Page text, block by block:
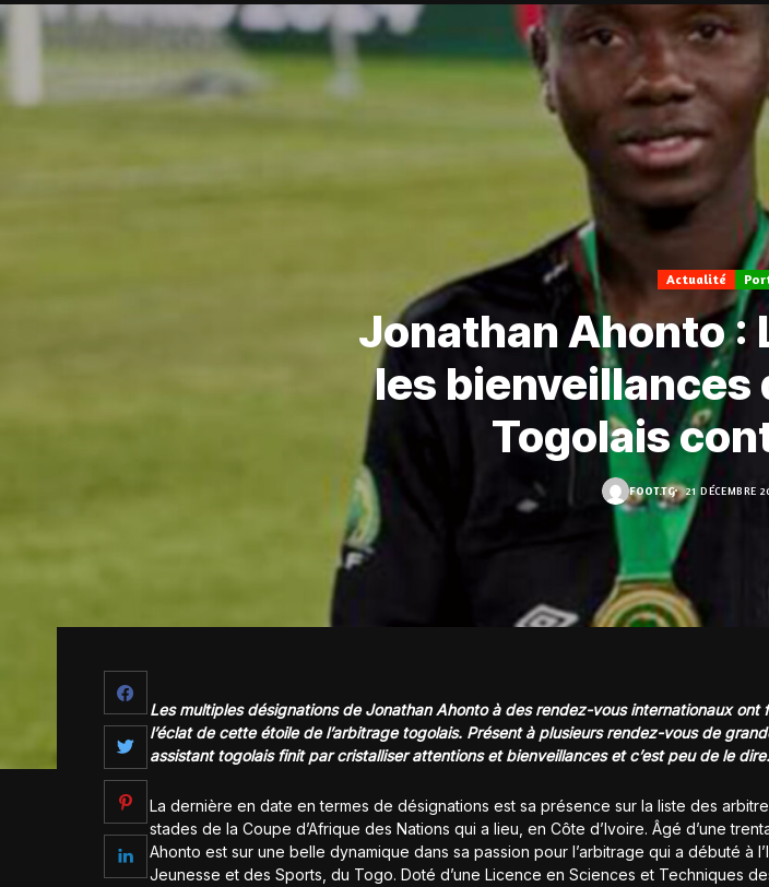
Actualité
Jonathan Ahonto :
les bienveillances
Togolais
FOOT.TG 21 DÉCEMBRE
Les multiples désignations de Jonathan Ahonto à des rendez-vous internationaux ont
l’éclat de cette étoile de l’arbitrage togolais. Présent à plusieurs rendez-vous de
assistant togolais finit par cristalliser attentions et bienveillances et c’est peu de le dire.
La dernière en date en termes de désignations est sa présence sur la liste des
stades de la Coupe d’Afrique des Nations qui a lieu, en Côte d’Ivoire. Âgé d’une
Ahonto est sur une belle dynamique dans sa passion pour l’arbitrage qui a débuté à
Jeunesse et des Sports, du Togo. Doté d’une Licence en Sciences et Techniques